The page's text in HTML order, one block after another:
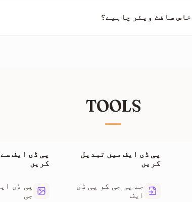
سسٹم سے خود بخود حذف کر دی جاتی ہیں۔
سافٹ ویئر چاہیے؟
TOOLS
پی ڈی ایف میں تبدیل
کریں
جے پی جی کو پی ڈی
ایف
پی ڈی ایف
کریں
پی ڈی
جی